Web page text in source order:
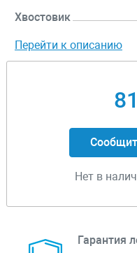
Хвостовик
Перейти к описанию
Нет в
Гарантия